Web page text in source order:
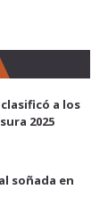
clasificó a los
2025
soñada en